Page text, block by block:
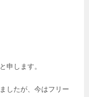
申します。
したが、今はフリー